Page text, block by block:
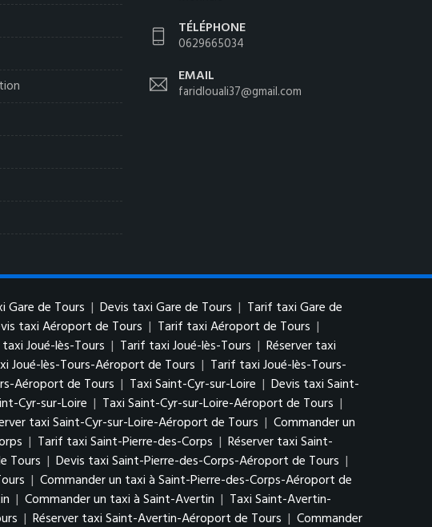
TÉLÉPHONE
0629665034
EMAIL
faridlouali37@gmail.com
Gare de Tours | Devis taxi Gare de Tours | Tarif taxi Gare de
taxi Aéroport de Tours | Tarif taxi Aéroport de Tours |
Joué-lès-Tours | Tarif taxi Joué-lès-Tours | Réserver taxi
Joué-lès-Tours-Aéroport de Tours | Tarif taxi Joué-lès-Tours-
Aéroport de Tours | Taxi Saint-Cyr-sur-Loire | Devis taxi Saint-
Cyr-sur-Loire | Taxi Saint-Cyr-sur-Loire-Aéroport de Tours |
taxi Saint-Cyr-sur-Loire-Aéroport de Tours | Commander un
| Tarif taxi Saint-Pierre-des-Corps | Réserver taxi Saint-
Tours | Devis taxi Saint-Pierre-des-Corps-Aéroport de Tours |
| Commander un taxi à Saint-Pierre-des-Corps-Aéroport de
| Commander un taxi à Saint-Avertin | Taxi Saint-Avertin-
| Réserver taxi Saint-Avertin-Aéroport de Tours | Commander